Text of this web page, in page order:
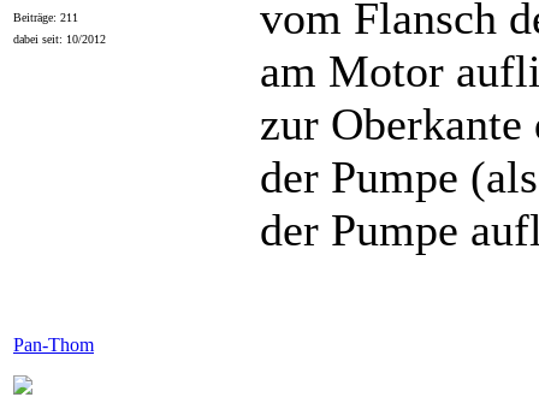
Beiträge: 211
dabei seit: 10/2012
vom Flansch
am Motor
zur Oberkante
der Pumpe
der Pumpe
Pan-Thom